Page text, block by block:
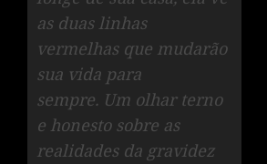
as duas linhas
vermelhas que mudarão
sua vida para
sempre. Um olhar terno
e honesto sobre as
realidades da gravidez